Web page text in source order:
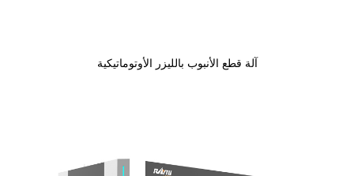
آلة قطع الأنبوب بالليزر الأوتوماتيكية